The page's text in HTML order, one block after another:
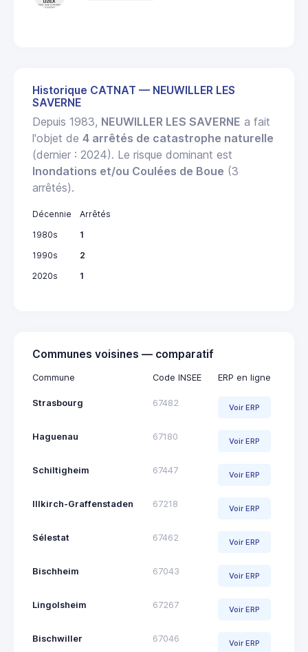
Historique CATNAT — NEUWILLER LES
SAVERNE
Depuis 1983, NEUWILLER LES SAVERNE a fait
l'objet de 4 arrêtés de catastrophe naturelle
(dernier : 2024). Le risque dominant est
Inondations et/ou Coulées de Boue (3
arrêtés).
Décennie
Arrêtés
1980s
1
1990s
2
2020s
1
Communes voisines — comparatif
Commune Code INSEE ERP en ligne
Strasbourg 67482 Voir ERP
Haguenau 67180 Voir ERP
Schiltigheim 67447 Voir ERP
Illkirch-Graffenstaden 67218 Voir ERP
Sélestat 67462 Voir ERP
Bischheim 67043 Voir ERP
Lingolsheim 67267 Voir ERP
Bischwiller 67046 Voir ERP